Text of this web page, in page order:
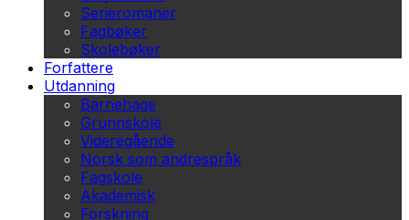
Serieromaner
Fagbøker
Skolebøker
Forfattere
Utdanning
Barnehage
Grunnskole
Videregående
Norsk som andrespråk
Fagskole
Akademisk
Forskning